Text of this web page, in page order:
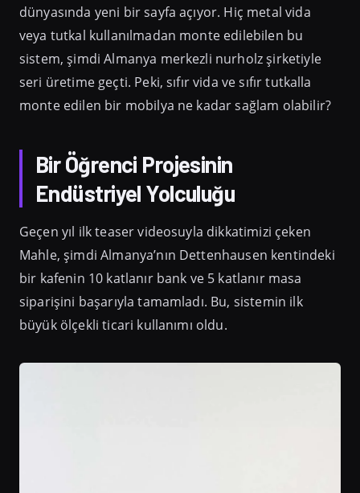
dünyasında yeni bir sayfa açıyor. Hiç metal vida
veya tutkal kullanılmadan monte edilebilen bu
sistem, şimdi Almanya merkezli nurholz şirketiyle
seri üretime geçti. Peki, sıfır vida ve sıfır tutkalla
monte edilen bir mobilya ne kadar sağlam olabilir?
Bir Öğrenci Projesinin
Endüstriyel Yolculuğu
Geçen yıl ilk teaser videosuyla dikkatimizi çeken
Mahle, şimdi Almanya’nın Dettenhausen kentindeki
bir kafenin 10 katlanır bank ve 5 katlanır masa
siparişini başarıyla tamamladı. Bu, sistemin ilk
büyük ölçekli ticari kullanımı oldu.